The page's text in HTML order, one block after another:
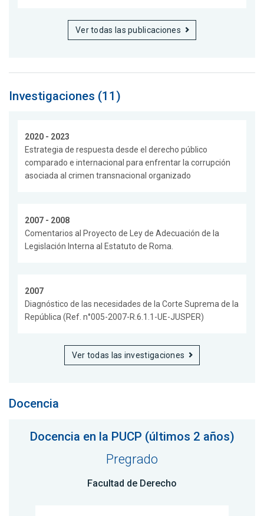
Ver todas las publicaciones
Investigaciones (11)
2020 - 2023
Estrategia de respuesta desde el derecho público
comparado e internacional para enfrentar la corrupción
asociada al crimen transnacional organizado
2007 - 2008
Comentarios al Proyecto de Ley de Adecuación de la
Legislación Interna al Estatuto de Roma.
2007
Diagnóstico de las necesidades de la Corte Suprema de la
República (Ref. n°005-2007-R.6.1.1-UE-JUSPER)
Ver todas las investigaciones
Docencia
Docencia en la PUCP (últimos 2 años)
Pregrado
Facultad de Derecho